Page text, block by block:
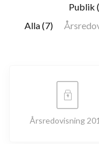
Publik
Alla (7)
Årsredovisning